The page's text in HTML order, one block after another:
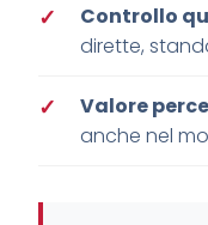
Controllo
dirette,
Valore
anche nel